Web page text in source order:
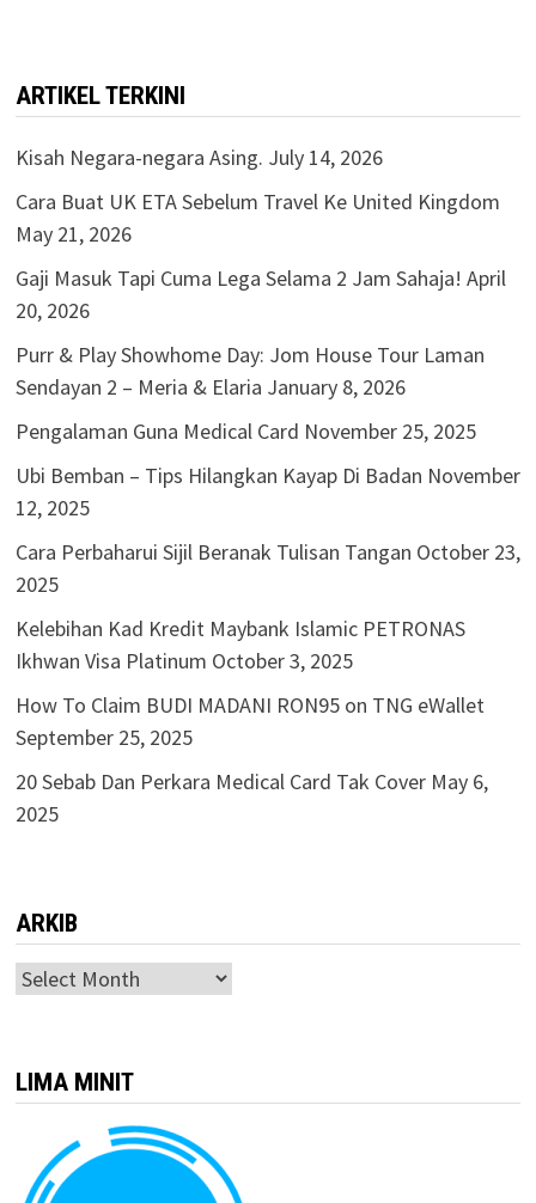
ARTIKEL TERKINI
Kisah Negara-negara Asing. July 14, 2026
Cara Buat UK ETA Sebelum Travel Ke United Kingdom
May 21, 2026
Gaji Masuk Tapi Cuma Lega Selama 2 Jam Sahaja! April
20, 2026
Purr & Play Showhome Day: Jom House Tour Laman
Sendayan 2 – Meria & Elaria January 8, 2026
Pengalaman Guna Medical Card November 25, 2025
Ubi Bemban – Tips Hilangkan Kayap Di Badan November
12, 2025
Cara Perbaharui Sijil Beranak Tulisan Tangan October 23,
2025
Kelebihan Kad Kredit Maybank Islamic PETRONAS
Ikhwan Visa Platinum October 3, 2025
How To Claim BUDI MADANI RON95 on TNG eWallet
September 25, 2025
20 Sebab Dan Perkara Medical Card Tak Cover May 6,
2025
ARKIB
ARKIB
LIMA MINIT